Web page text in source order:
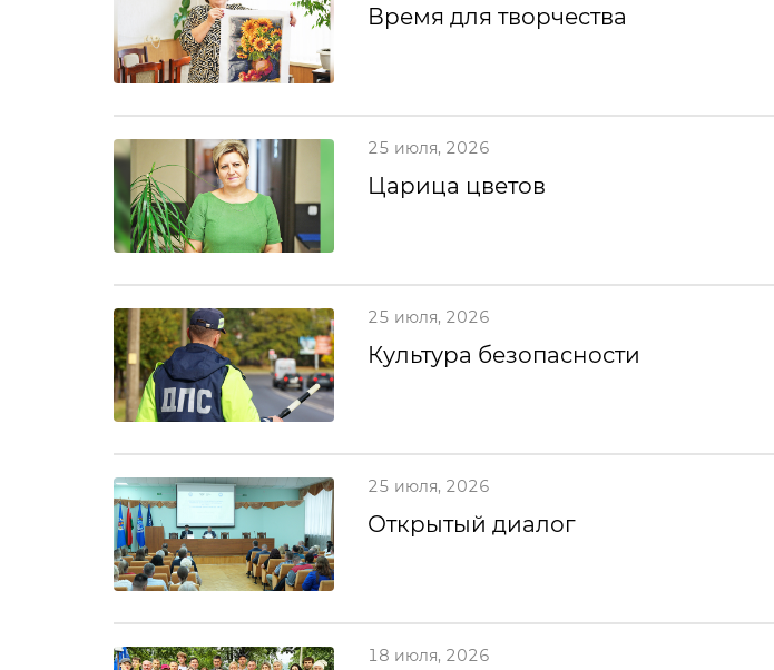
Время для творчества
25 июля, 2026
Царица цветов
25 июля, 2026
Культура безопасности
25 июля, 2026
Открытый диалог
18 июля, 2026